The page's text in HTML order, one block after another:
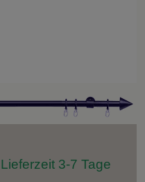
3-7 Tage